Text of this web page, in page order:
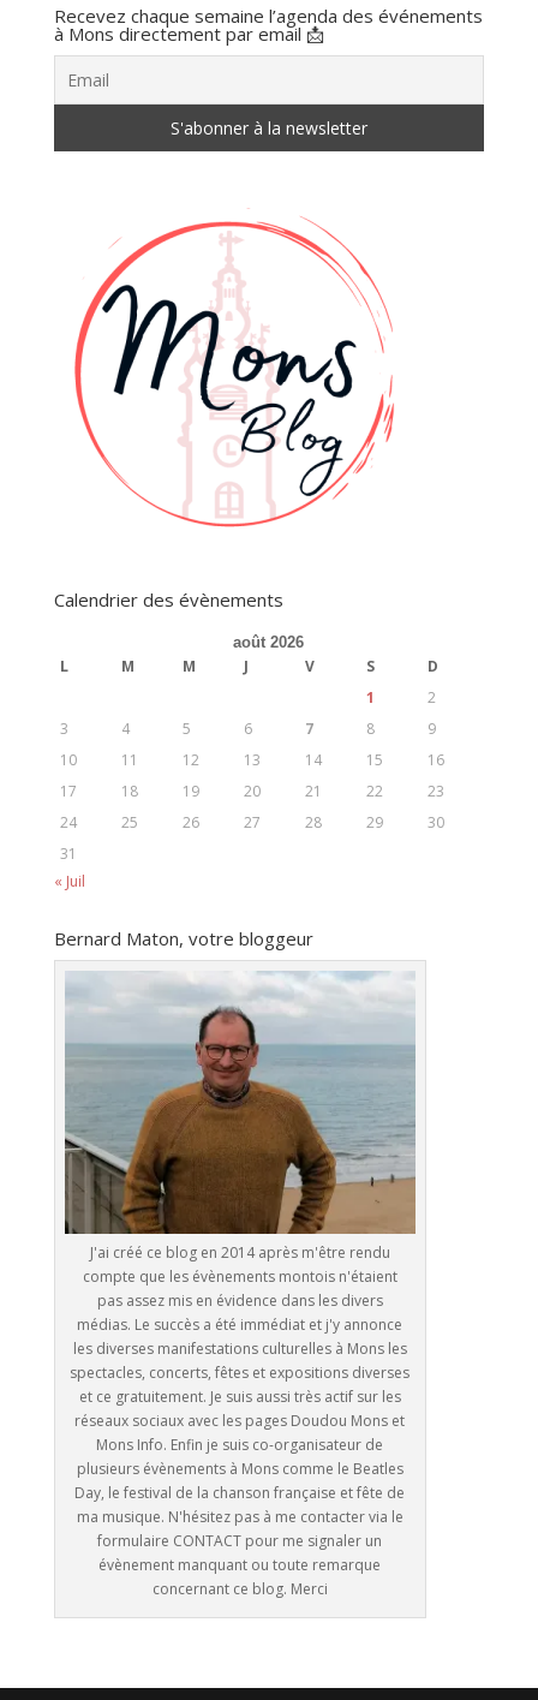
Recevez chaque semaine l’agenda des événements
à Mons directement par email 📩
Calendrier des évènements
août 2026
L M M J V S
D
1
2
3
4 5 6 7 8
9
10
11 12 13 14 15
16
17
18 19 20 21 22
23
24
25 26 27 28 29
30
31
« Juil
Bernard Maton, votre bloggeur
J'ai créé ce blog en 2014 après m'être rendu
compte que les évènements montois n'étaient
pas assez mis en évidence dans les divers
médias. Le succès a été immédiat et j'y annonce
les diverses manifestations culturelles à Mons les
spectacles, concerts, fêtes et expositions diverses
et ce gratuitement. Je suis aussi très actif sur les
réseaux sociaux avec les pages Doudou Mons et
Mons Info. Enfin je suis co-organisateur de
plusieurs évènements à Mons comme le Beatles
Day, le festival de la chanson française et fête de
ma musique. N'hésitez pas à me contacter via le
formulaire CONTACT pour me signaler un
évènement manquant ou toute remarque
concernant ce blog. Merci